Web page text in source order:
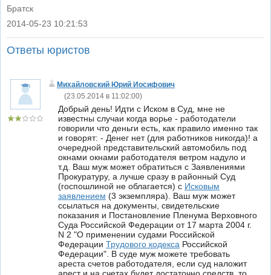
Братск
|
2014-05-23 10:21:53
Ответы юристов
Михайловский Юрий Иосифович
(23.05.2014 в 11:02:00)
Добрый день! Идти с Иском в Суд, мне не
известны случаи когда ворье - работодатели
говорили что деньги есть, как правило именно так
и говорят: - Денег нет (для работников никогда)! а
очередной представительский автомобиль под
окнами окнами работодателя ветром надуло и
т.д. Ваш муж может обратиться с Заявлениями
Прокуратуру, а лучше сразу в районный Суд
(госпошлиной не облагается) с Исковым
заявлением (3 экземпляра). Ваш муж может
ссылаться на документы, свидетельские
показания и Постановление Пленума Верховного
Суда Российской Федерации от 17 марта 2004 г.
N 2 "О применении судами Российской
Федерации Трудового кодекса Российской
Федерации". В суде муж можете требовать
ареста счетов работодателя, если суд наложит